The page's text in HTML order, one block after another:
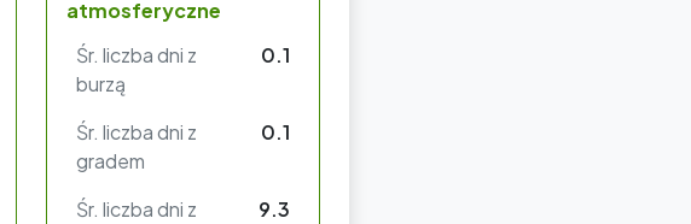
atmosferyczne
Śr. liczba dni z
burzą
0.1
Śr. liczba dni z
gradem
0.1
Śr. liczba dni z
9.3